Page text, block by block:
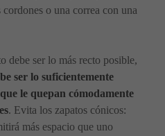
o una correa con una
debe ser lo más recto posible,
ser lo suficientemente
le quepan cómodamente
. Evita los zapatos cónicos:
más espacio que uno